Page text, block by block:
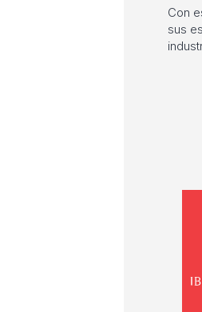
Con
sus